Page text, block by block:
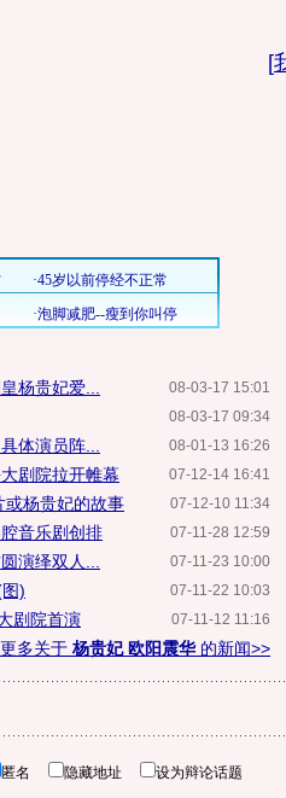
[
08-03-17 15:01
杨贵妃爱...
08-03-17 09:34
08-01-13 16:26
体演员阵...
07-12-14 16:41
剧院拉开帷幕
07-12-10 11:34
或杨贵妃的故事
07-11-28 12:59
音乐剧创排
07-11-23 10:00
演绎双人...
07-11-22 10:03
)
07-11-12 11:16
剧院首演
更多关于 杨贵妃 欧阳震华的新闻>>
匿名 隐藏地址 设为辩论话题